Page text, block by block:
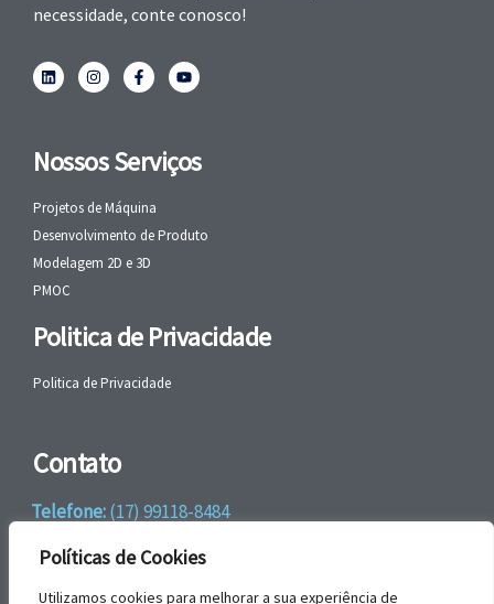
Políticas de Cookies
Utilizamos cookies para melhorar a sua experiência de
necessidade, conte conosco!
Nossos Serviços
Projetos de Máquina
Desenvolvimento de Produto
Modelagem 2D e 3D
PMOC
Politica de Privacidade
Politica de Privacidade
Contato
Telefone:(17) 99118-8484
WhatsApp:+55 (17) 99118-8484
email:faleconosco@gbrengenharia.com